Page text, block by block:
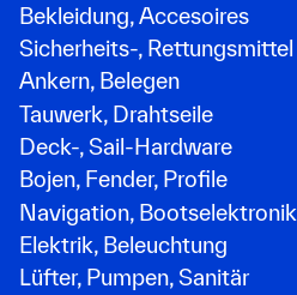
Bekleidung, Accesoires
Sicherheits-, Rettungsmittel
Ankern, Belegen
Tauwerk, Drahtseile
Deck-, Sail-Hardware
Bojen, Fender, Profile
Navigation, Bootselektronik
Elektrik, Beleuchtung
Lüfter, Pumpen, Sanitär